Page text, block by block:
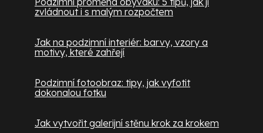
zvládnout i s malým rozpočtem
Jak na podzimní interiér: barvy, vzory a
motivy, které zahřejí
Podzimní fotoobraz: tipy, jak vyfotit
dokonalou fotku
Jak vytvořit galerijní stěnu krok za krokem